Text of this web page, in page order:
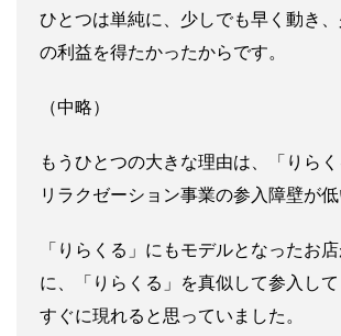
ひとつは単純に、少しでも早く動き、
の利益を得たかったからです。
（中略）
もうひとつの大きな理由は、「りら
リラクゼーション事業の参入障壁が低
「りらくる」にもモデルとなったお
に、「りらくる」を真似して参入し
すぐに現れると思っていました。